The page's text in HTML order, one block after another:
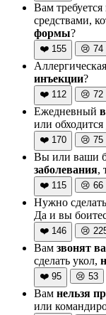
Вам
средствами,
формы?
❤️ 155 😢 74
инъекции?
❤️ 112 😢 72
Ежедневный
или обходится
❤️ 170 😢 75
Вы или ваши
заболевания,
❤️ 115 😢 66
Нужно сделать
Да и вы
❤️ 146 😢
Вам звонят
сделать укол,
❤️ 95 😢 53
Вам нельзя
или